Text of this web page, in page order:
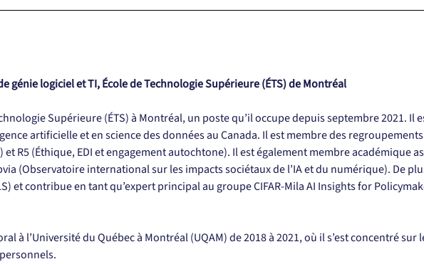
logiciel et TI, École de Technologie Supérieure (ÉTS) de Montréal
Supérieure (ÉTS) à Montréal, un poste qu’il occupe depuis septembre 2021.
artificielle et en science des données au Canada. Il est membre des regroupements
R5 (Éthique, EDI et engagement autochtone). Il est également membre académique
(Observatoire international sur les impacts sociétaux de l’IA et du numérique). De
et contribue en tant qu’expert principal au groupe CIFAR-Mila AI Insights for
à l’Université du Québec à Montréal (UQAM) de 2018 à 2021, où il s’est concentré